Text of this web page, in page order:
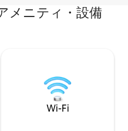
メニティ・設備
Wi-Fi